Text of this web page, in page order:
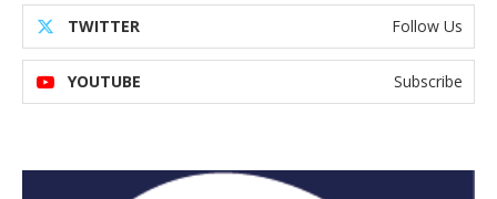
TWITTER Follow Us
YOUTUBE Subscribe